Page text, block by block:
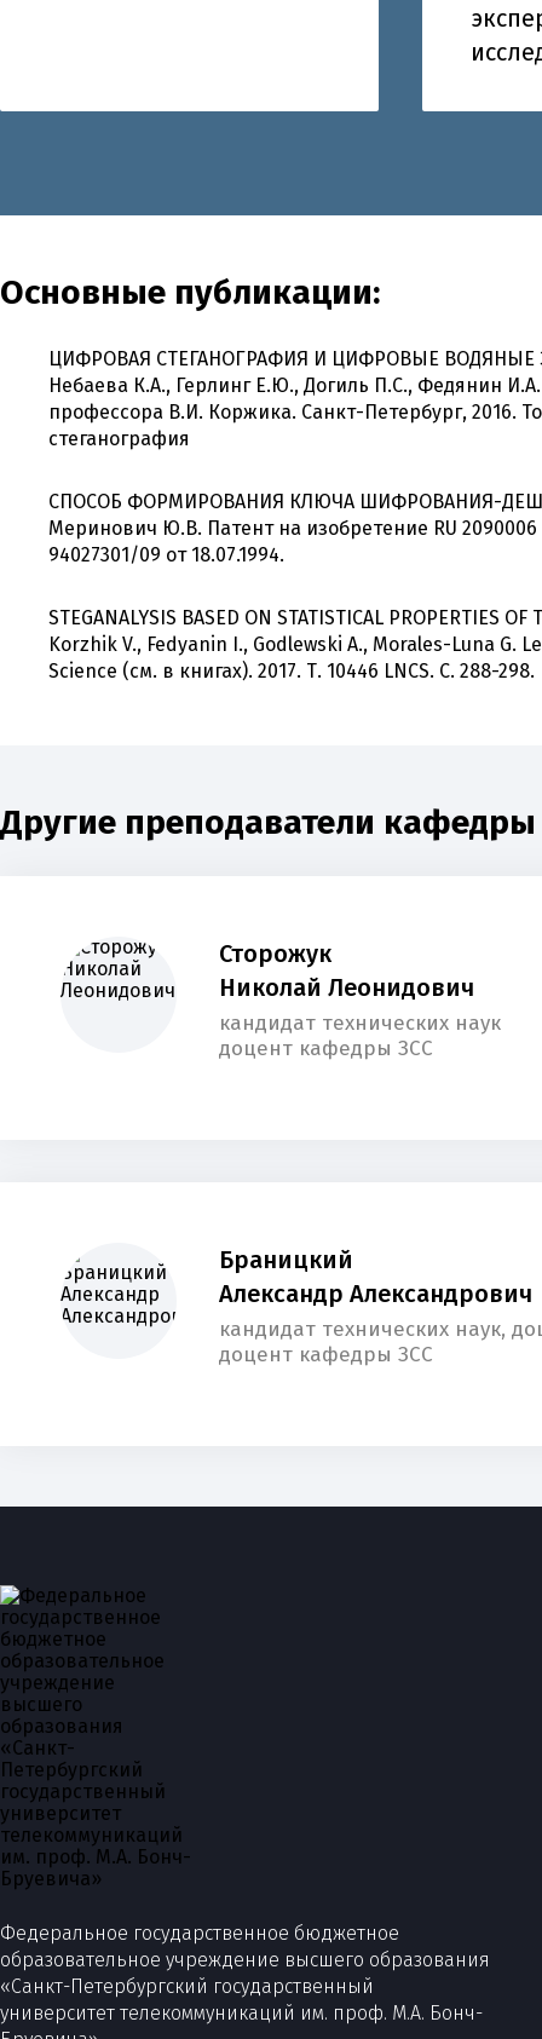
Основные публикации:
ЦИФРОВАЯ СТЕГАНОГРАФИЯ И ЦИФРОВЫЕ ВОДЯНЫЕ
Небаева К.А., Герлинг Е.Ю., Догиль П.С., Федянин
профессора В.И. Коржика. Санкт-Петербург, 2016.
стеганография
СПОСОБ ФОРМИРОВАНИЯ КЛЮЧА ШИФРОВАНИЯ-
Меринович Ю.В. Патент на изобретение RU 2090006
94027301/09 от 18.07.1994.
STEGANALYSIS BASED ON STATISTICAL PROPERTIES OF
Korzhik V., Fedyanin I., Godlewski A., Morales-Luna G.
Science (см. в книгах). 2017. Т. 10446 LNCS. С. 288-298.
Другие преподаватели кафедры
Сторожук
Николай Леонидович
кандидат технических наук
доцент кафедры ЗСС
Браницкий
Александр Александрович
кандидат технических наук,
доцент кафедры ЗСС
Федеральное государственное бюджетное
образовательное учреждение высшего образования
«Санкт-Петербургский государственный
университет телекоммуникаций им. проф. М.А. Бонч-